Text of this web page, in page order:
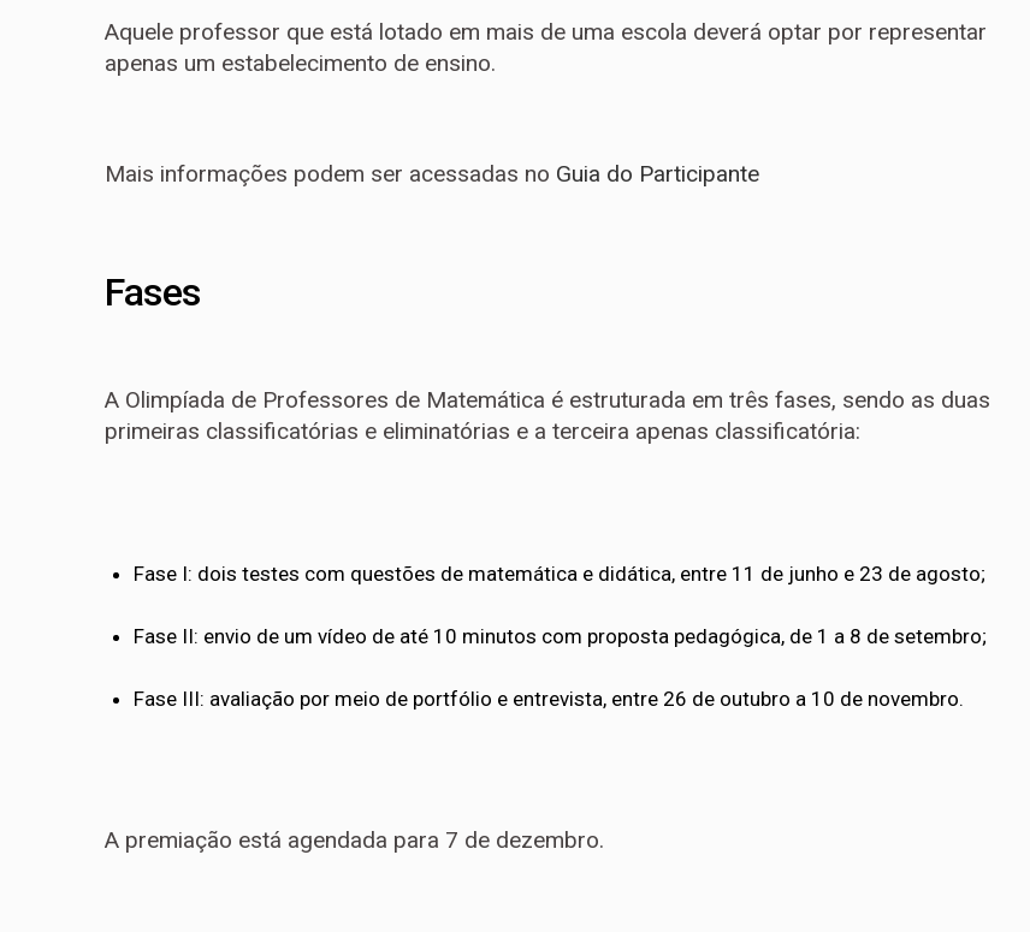
Aquele professor que está lotado em mais de uma escola deverá optar por representar
apenas um estabelecimento de ensino.
Mais informações podem ser acessadas no Guia do Participante
Fases
A Olimpíada de Professores de Matemática é estruturada em três fases, sendo as duas
primeiras classificatórias e eliminatórias e a terceira apenas classificatória:
Fase I: dois testes com questões de matemática e didática, entre 11 de junho e 23 de agosto;
Fase II: envio de um vídeo de até 10 minutos com proposta pedagógica, de 1 a 8 de setembro;
Fase III: avaliação por meio de portfólio e entrevista, entre 26 de outubro a 10 de novembro.
A premiação está agendada para 7 de dezembro.